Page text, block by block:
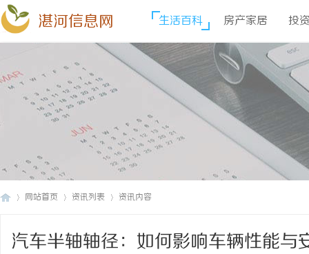
湛河信息网 生活百科 房产家居 投
网站首页 资讯列表 资讯内容
汽车半轴轴径：如何影响车辆性能与